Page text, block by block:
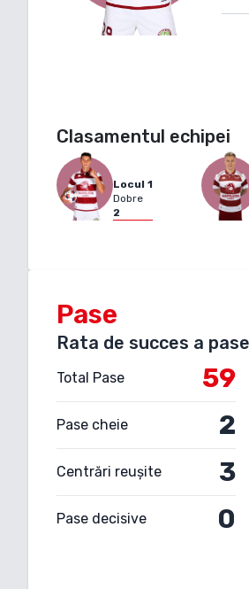
Clasamentul echipei
Locul 1
Dobre
2
Pase
Rata de succes a
Total Pase 59
Pase cheie 2
Centrări reușite 3
Pase decisive 0